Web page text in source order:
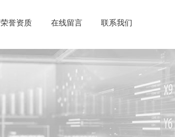
荣誉资质 在线留言 联系我们